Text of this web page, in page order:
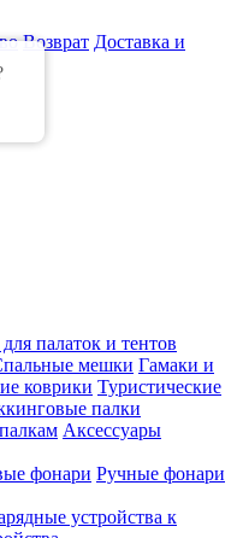
Возврат Доставка и
палаток и тентов
мешки Гамаки и
коврики Туристические
палки
Аксессуары
фонари Ручные фонари
устройства к